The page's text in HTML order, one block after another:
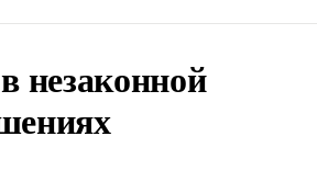
незаконной